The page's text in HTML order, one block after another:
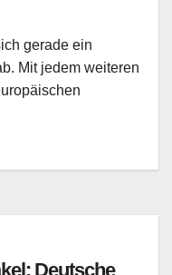
gerade ein
Mit jedem weiteren
Deutsche